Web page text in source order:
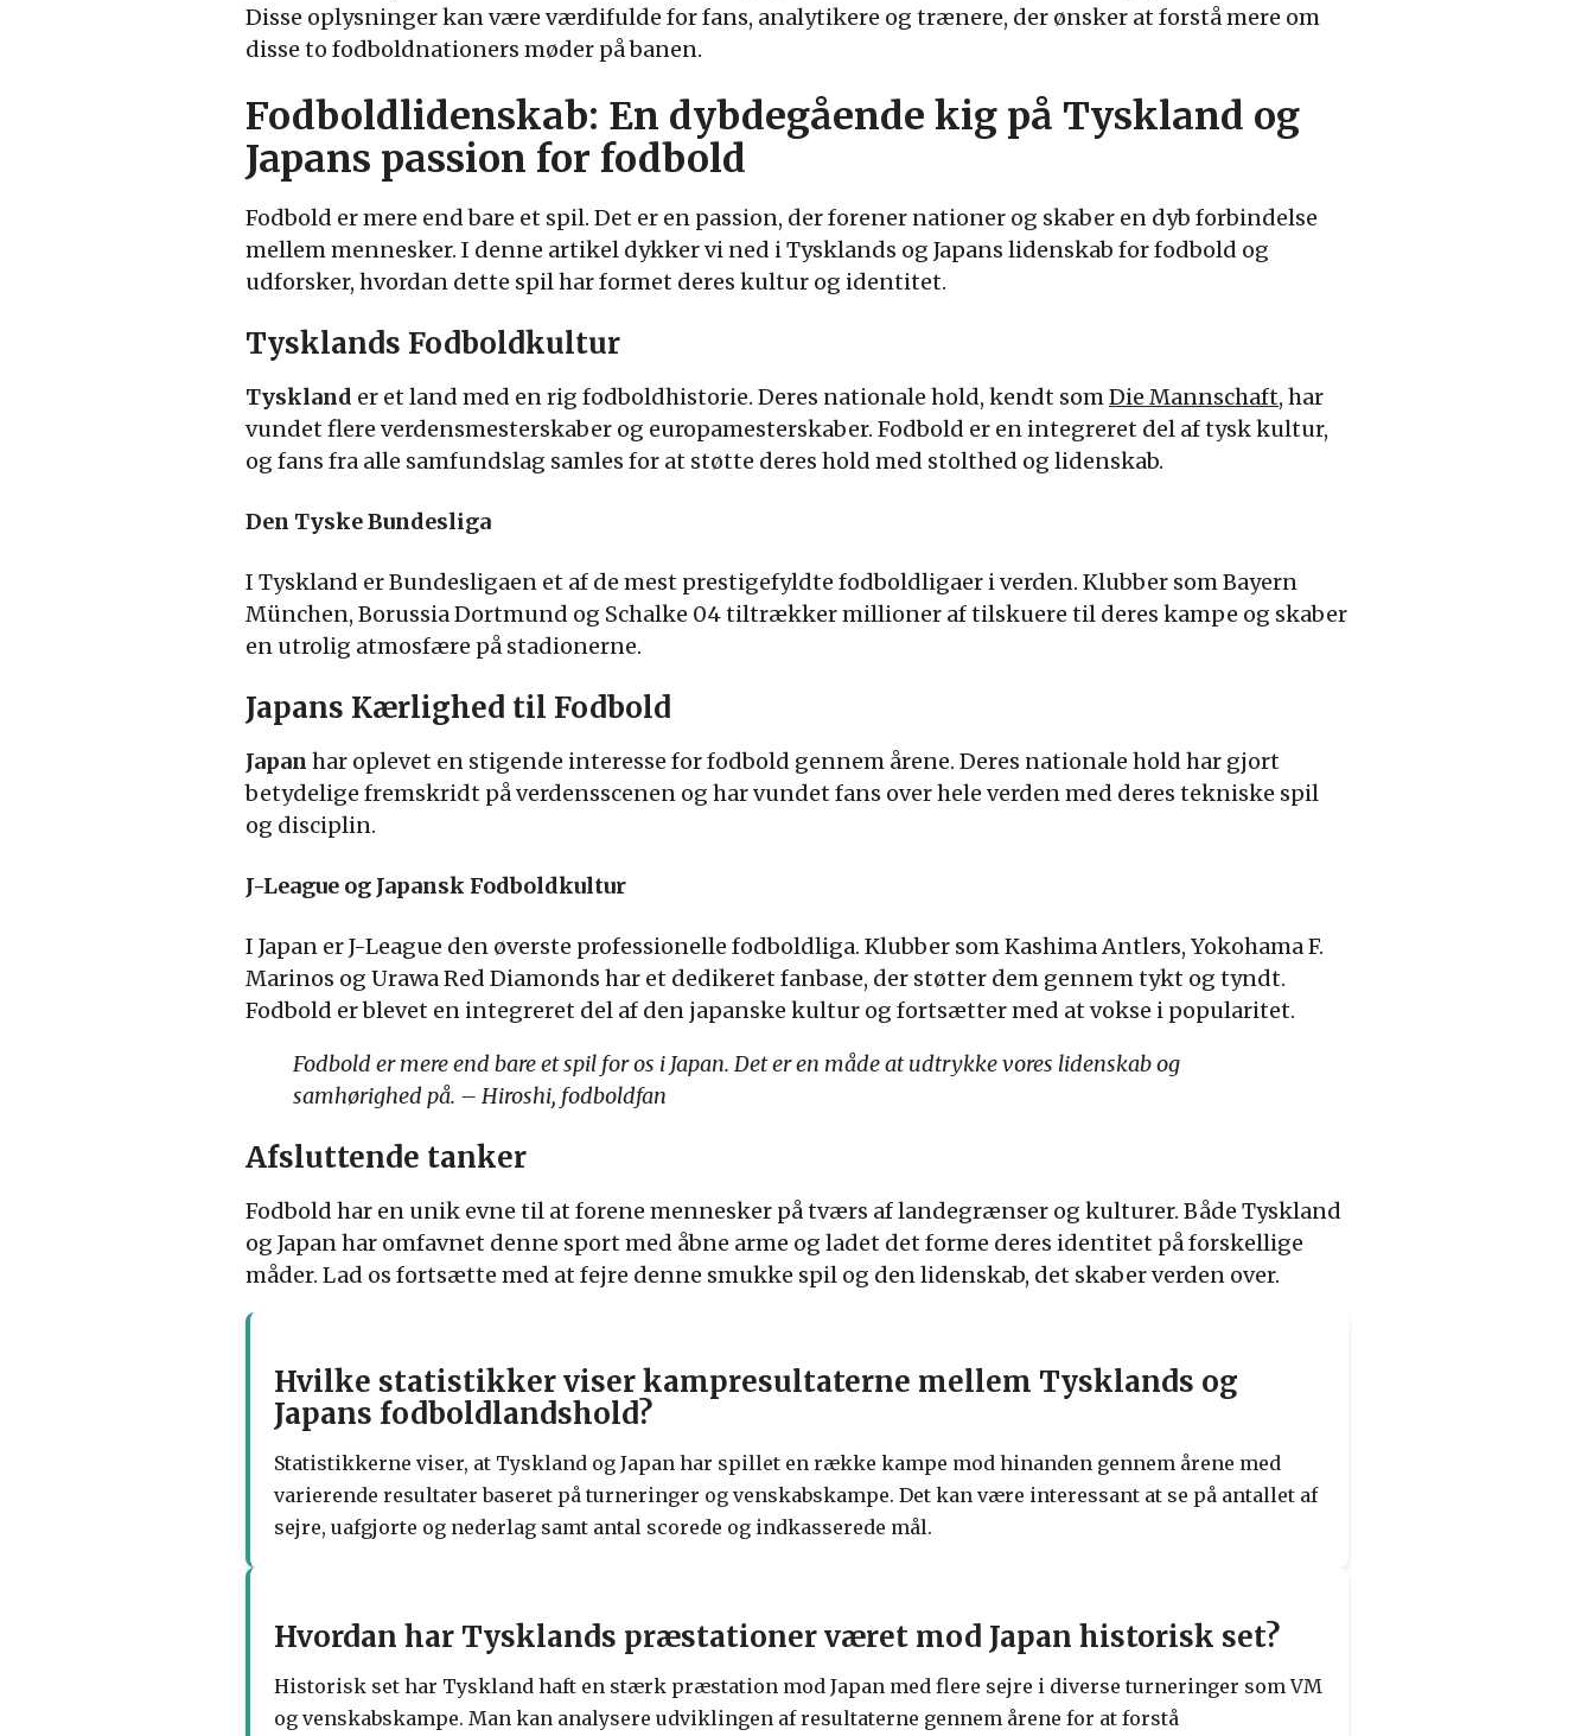
Disse oplysninger kan være værdifulde for fans, analytikere og trænere, der ønsker at forstå mere om
disse to fodboldnationers møder på banen.
Fodboldlidenskab: En dybdegående kig på Tyskland og
Japans passion for fodbold
Fodbold er mere end bare et spil. Det er en passion, der forener nationer og skaber en dyb forbindelse
mellem mennesker. I denne artikel dykker vi ned i Tysklands og Japans lidenskab for fodbold og
udforsker, hvordan dette spil har formet deres kultur og identitet.
Tysklands Fodboldkultur
Tyskland er et land med en rig fodboldhistorie. Deres nationale hold, kendt somDie Mannschaft, har
vundet flere verdensmesterskaber og europamesterskaber. Fodbold er en integreret del af tysk kultur,
og fans fra alle samfundslag samles for at støtte deres hold med stolthed og lidenskab.
Den Tyske Bundesliga
I Tyskland er Bundesligaen et af de mest prestigefyldte fodboldligaer i verden. Klubber som Bayern
München, Borussia Dortmund og Schalke 04 tiltrækker millioner af tilskuere til deres kampe og skaber
en utrolig atmosfære på stadionerne.
Japans Kærlighed til Fodbold
Japan har oplevet en stigende interesse for fodbold gennem årene. Deres nationale hold har gjort
betydelige fremskridt på verdensscenen og har vundet fans over hele verden med deres tekniske spil
og disciplin.
J-League og Japansk Fodboldkultur
I Japan er J-League den øverste professionelle fodboldliga. Klubber som Kashima Antlers, Yokohama F.
Marinos og Urawa Red Diamonds har et dedikeret fanbase, der støtter dem gennem tykt og tyndt.
Fodbold er blevet en integreret del af den japanske kultur og fortsætter med at vokse i popularitet.
Fodbold er mere end bare et spil for os i Japan. Det er en måde at udtrykke vores lidenskab og
samhørighed på. – Hiroshi, fodboldfan
Afsluttende tanker
Fodbold har en unik evne til at forene mennesker på tværs af landegrænser og kulturer. Både Tyskland
og Japan har omfavnet denne sport med åbne arme og ladet det forme deres identitet på forskellige
måder. Lad os fortsætte med at fejre denne smukke spil og den lidenskab, det skaber verden over.
Hvilke statistikker viser kampresultaterne mellem Tysklands og
Japans fodboldlandshold?
Statistikkerne viser, at Tyskland og Japan har spillet en række kampe mod hinanden gennem årene med
varierende resultater baseret på turneringer og venskabskampe. Det kan være interessant at se på antallet af
sejre, uafgjorte og nederlag samt antal scorede og indkasserede mål.
Hvordan har Tysklands præstationer været mod Japan historisk set?
Historisk set har Tyskland haft en stærk præstation mod Japan med flere sejre i diverse turneringer som VM
og venskabskampe. Man kan analysere udviklingen af resultaterne gennem årene for at forstå